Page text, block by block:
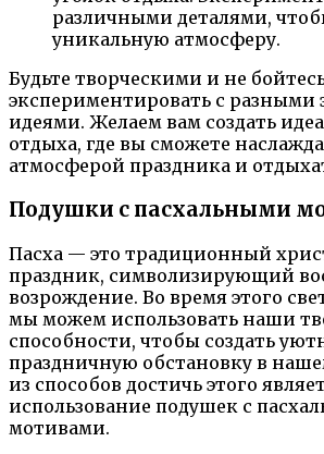
различными деталями,
уникальную атмосферу.
Будьте творческими и не
экспериментировать с разными
идеями. Желаем вам создать
отдыха, где вы сможете
атмосферой праздника и
Подушки с пасхальными
Пасха — это традиционный
праздник, символизирующий
возрождение. Во время этого
мы можем использовать наши
способности, чтобы создать
праздничную обстановку в
из способов достичь этого
использование подушек с
мотивами.